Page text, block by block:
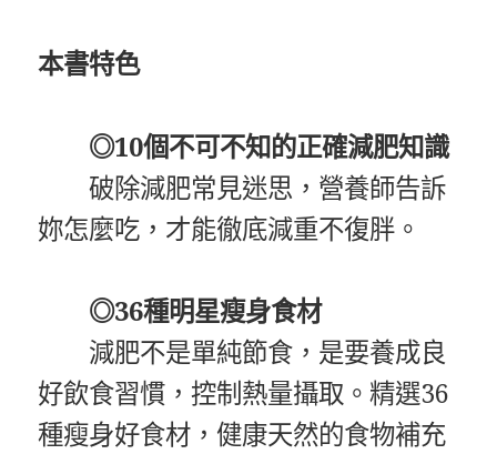
本書特色
◎10個不可不知的正確減肥知識
破除減肥常見迷思，營養師告訴
妳怎麼吃，才能徹底減重不復胖。
◎36種明星瘦身食材
減肥不是單純節食，是要養成良
好飲食習慣，控制熱量攝取。精選36
種瘦身好食材，健康天然的食物補充